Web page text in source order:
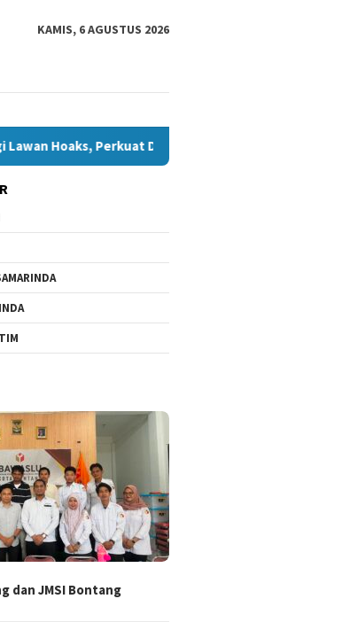
KAMIS, 6 AGUSTUS 2026
Perkuat Demokrasi Jelang Pemilu 2029
Belum dan Putus
di Samarinda, Komisi
Bawaslu Bontang dan JMSI
dan JMSI Bontang